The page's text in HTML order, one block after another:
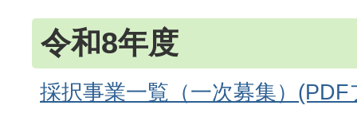
令和8年度
採択事業一覧（一次募集）